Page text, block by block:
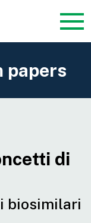
papers
di
biosimilari